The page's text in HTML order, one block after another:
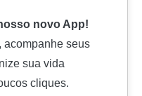
novo App!
acompanhe seus
sua vida
cliques.